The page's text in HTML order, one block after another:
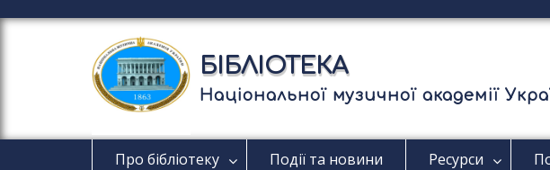
е
д
БІБЛІОТЕКА
Національної музичної академії
Про бібліотеку Події та новини Ресурси